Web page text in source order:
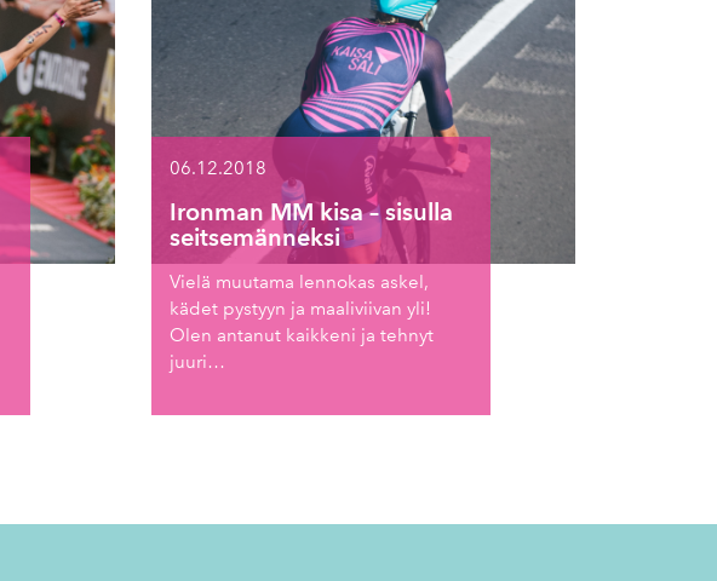
06.12.2018
Ironman MM kisa – sisulla
seitsemänneksi
Vielä muutama lennokas askel,
kädet pystyyn ja maaliviivan yli!
Olen antanut kaikkeni ja tehnyt
juuri…